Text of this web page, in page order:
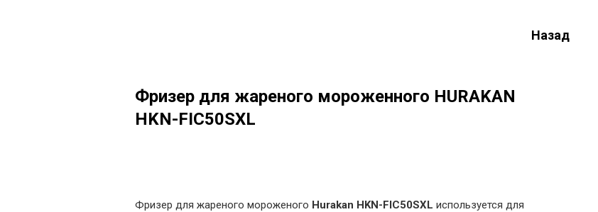
Назад
Фризер для жареного мороженного HURAKAN
HKN-FIC50SXL
Фризер для жареного мороженого Hurakan HKN-FIC50SXL используется для